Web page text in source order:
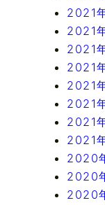
2021
2021
2021
2021
2021
2021
2021
2021
2020
2020
2020